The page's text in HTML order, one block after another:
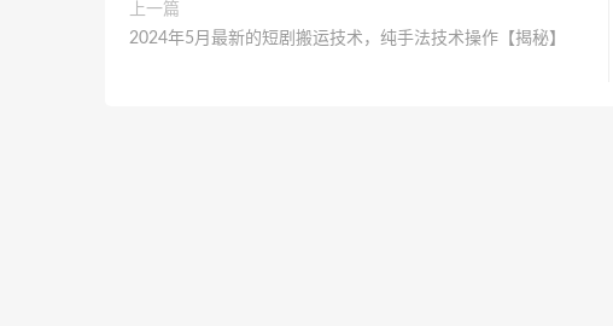
上一篇
2024年5月最新的短剧搬运技术，纯手法技术操作【揭秘】